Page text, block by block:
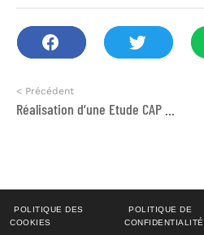
< Précédent
POLITIQUE DES
COOKIES
POLITIQUE DE
CONFIDENTIALITÉ